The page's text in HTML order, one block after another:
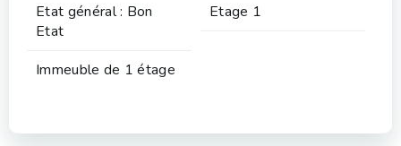
Etat général : Bon
Etat
Etage 1
Immeuble de 1 étage